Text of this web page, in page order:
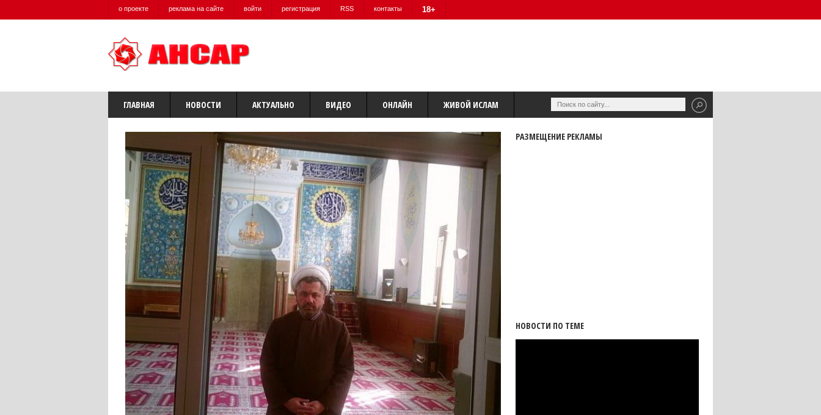
о проекте реклама на сайте войти регистрация RSS контакты 18+
ГЛАВНАЯ НОВОСТИ АКТУАЛЬНО ВИДЕО ОНЛАЙН ЖИВОЙ ИСЛАМ
РАЗМЕЩЕНИЕ РЕКЛАМЫ
НОВОСТИ ПО ТЕМЕ